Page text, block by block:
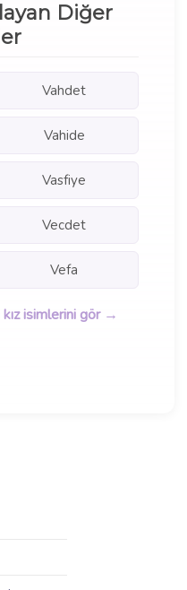
Diğer
Vahdet
Vahide
Vasfiye
Vecdet
Vefa
isimlerini gör →